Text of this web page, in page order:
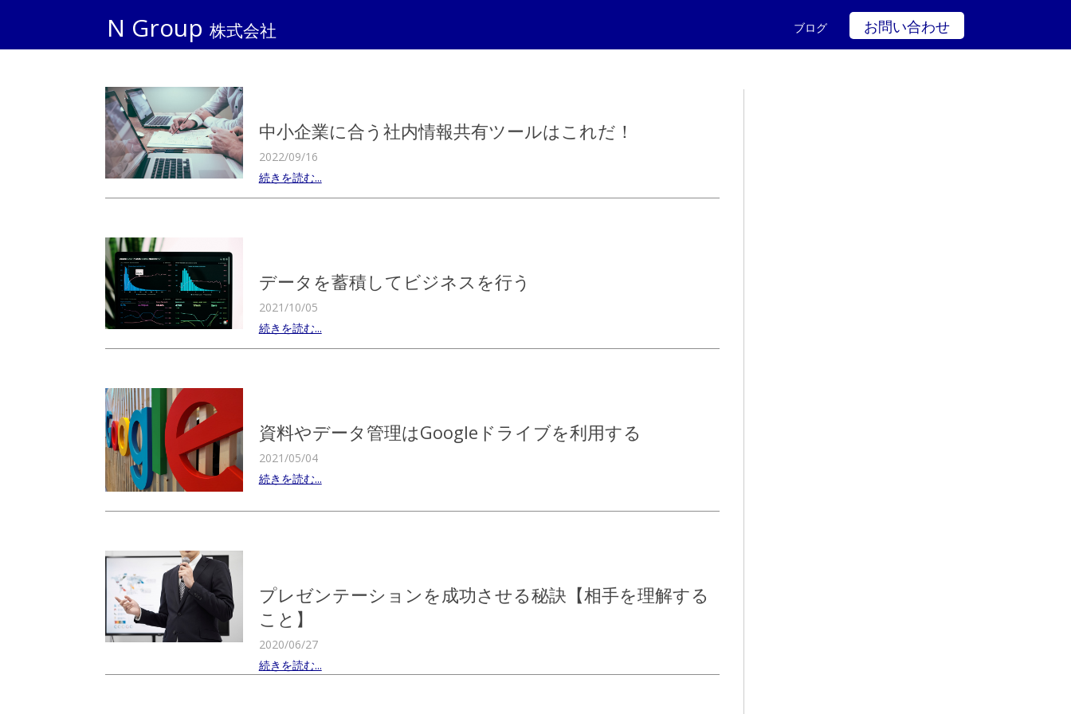
N Group株式会社 ブログ お問い合わせ
中小企業に合う社内情報共有ツールはこれだ！
2022/09/16
続きを読む...
データを蓄積してビジネスを行う
2021/10/05
続きを読む...
資料やデータ管理はGoogleドライブを利用する
2021/05/04
続きを読む...
プレゼンテーションを成功させる秘訣【相手を理解する
こと】
2020/06/27
続きを読む...